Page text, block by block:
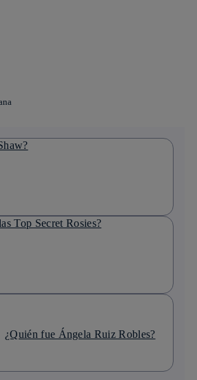
Top Secret Rosies?
¿Quién fue Ángela Ruiz Robles?